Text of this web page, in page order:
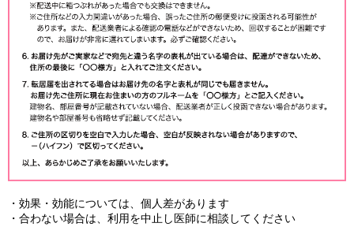
・効果・効能については、個人差があります
・合わない場合は、利用を中止し医師に相談してください